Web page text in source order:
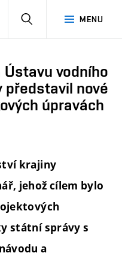
MENU
vodního
nové
úpravách
krajiny
jehož cílem bylo
státní správy s
a